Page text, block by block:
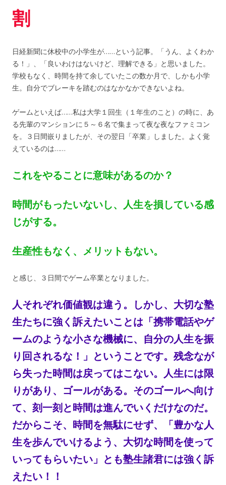
割
日経新聞に休校中の小学生が……という記事。「うん、よくわか
る！」、「良いわけはないけど、理解できる」と思いました。
学校もなく、時間を持て余していたこの数か月で、しかも小学
生。自分でブレーキを踏むのはなかなかできないよね。
ゲームといえば……私は大学１回生（１年生のこと）の時に、あ
る先輩のマンションに５～６名で集まって夜な夜なファミコン
を。３日間嵌りましたが、その翌日「卒業」しました。よく覚
えているのは……
これをやることに意味があるのか？
時間がもったいないし、人生を損している感
じがする。
生産性もなく、メリットもない。
と感じ、３日間でゲーム卒業となりました。
人それぞれ価値観は違う。しかし、大切な塾
生たちに強く訴えたいことは「携帯電話やゲ
ームのような小さな機械に、自分の人生を振
り回されるな！」ということです。残念なが
ら失った時間は戻ってはこない。人生には限
りがあり、ゴールがある。そのゴールへ向け
て、刻一刻と時間は進んでいくだけなのだ。
だからこそ、時間を無駄にせず、「豊かな人
生を歩んでいけるよう、大切な時間を使って
いってもらいたい」とも塾生諸君には強く訴
えたい！！